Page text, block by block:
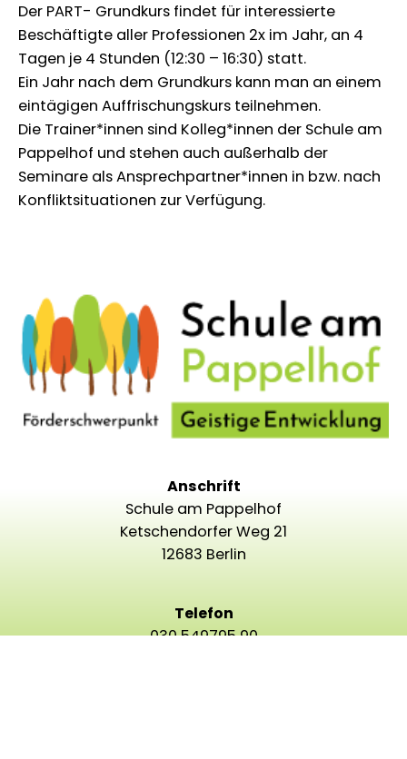
Der PART- Grundkurs findet für interessierte
Beschäftigte aller Professionen 2x im Jahr, an 4
Tagen je 4 Stunden (12:30 – 16:30) statt.
Ein Jahr nach dem Grundkurs kann man an einem
eintägigen Auffrischungskurs teilnehmen.
Die Trainer*innen sind Kolleg*innen der Schule am
Pappelhof und stehen auch außerhalb der
Seminare als Ansprechpartner*innen in bzw. nach
Konfliktsituationen zur Verfügung.
Anschrift
Schule am Pappelhof
Ketschendorfer Weg 21
12683 Berlin
Telefon
030 549795 90